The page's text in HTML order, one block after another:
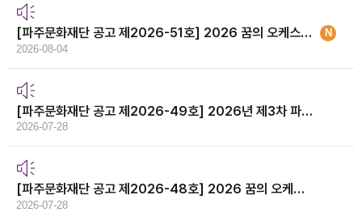
[파주문화재단 공고 제2026-51호] 2026 꿈의 오케스트라 파주 타악기 강사 모집 공고
N
2026-08-04
[파주문화재단 공고 제2026-49호] 2026년 제3차 파주문화재단 직원채용 공고
2026-07-28
[파주문화재단 공고 제2026-48호] 2026 꿈의 오케스트라 파주 신규 단원 모집 공고(바이올린1, 플룻1)
2026-07-28